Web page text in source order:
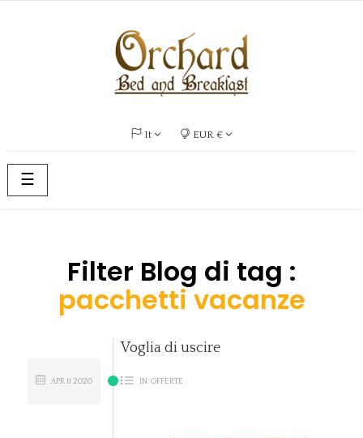
It EUR €
navigazione
Toggle
☰
Filter Blog di tag :
pacchetti vacanze
Voglia di uscire
IN:OFFERTE
APR11 2020